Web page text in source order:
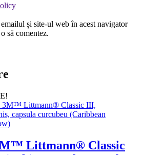
și site-ul web în acest navigator
să comentez.
Littmann® Classic